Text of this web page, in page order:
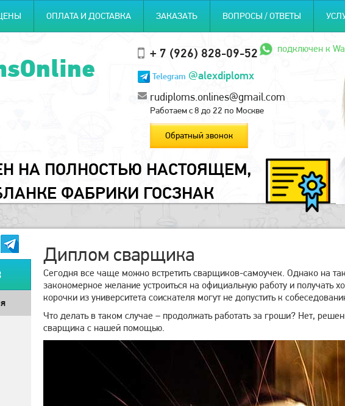
ОПЛАТА И ДОСТАВКА ЗАКАЗАТЬ ВОПРОСЫ / ОТВЕТЫ
+ 7 (926) 828-09-52 подключен к
Telegram @alexdiplomx
rudiploms.onlines@gmail.com
Работаем с 8 до 22 по Москве
Обратный звонок
НА ПОЛНОСТЬЮ НАСТОЯЩЕМ,
ФАБРИКИ ГОСЗНАК
Диплом сварщика
Сегодня все чаще можно встретить сварщиков-самоучек. Однако на
закономерное желание устроиться на официальную работу и получать
корочки из университета соискателя могут не допустить к
Что делать в таком случае – продолжать работать за гроши? Нет,
сварщика с нашей помощью.